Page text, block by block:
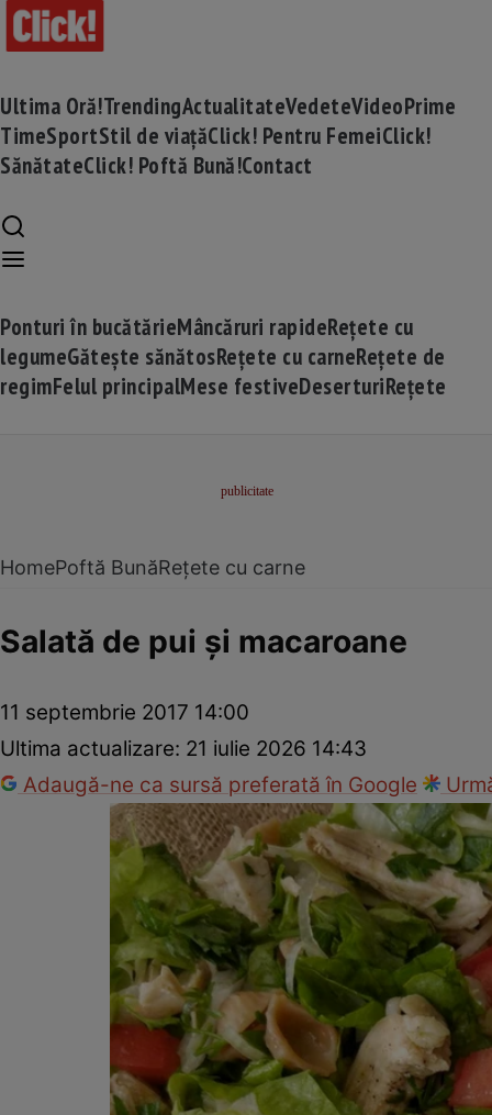
Ultima Oră!TrendingActualitateVedeteVideoPrime
TimeSportStil de viațăClick! Pentru FemeiClick!
SănătateClick! Poftă Bună!Contact
Ponturi în bucătărieMâncăruri rapideRețete cu
legumeGătește sănătosRețete cu carneRețete de
regimFelul principalMese festiveDeserturiRețete
HomePoftă BunăRețete cu carne
Salată de pui şi macaroane
11 septembrie 2017 14:00
Ultima actualizare: 21 iulie 2026 14:43
Adaugă-ne ca sursă preferată în Google